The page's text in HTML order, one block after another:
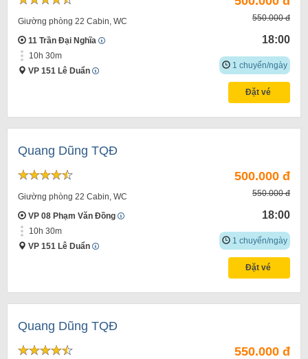
Giường phòng 22 Cabin, WC
11 Trần Đại Nghĩa
10h 30m
VP 151 Lê Duẩn
550.000 đ
18:00
1 chuyến/ngày
Đặt vé
Quang Dũng TQĐ
Giường phòng 22 Cabin, WC
VP 08 Phạm Văn Đồng
10h 30m
VP 151 Lê Duẩn
500.000 đ
550.000 đ
18:00
1 chuyến/ngày
Đặt vé
Quang Dũng TQĐ
550.000 đ